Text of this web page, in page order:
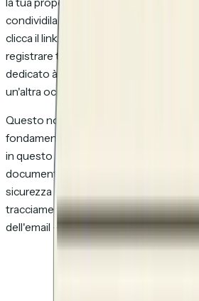
condividila tramite un link tracciato.
clicca il link, il documento sì carica da
registrare tutto: chi l'ha aperto,
dedicato à ogni pagina, cosa ha
un'altra occhiata.
Questo non è un workaround. È un
fondamentalmente diverso che aggira
in questo articolo. Apple Mail non può
documento su cui qualcuno non ha
sicurezza non compilano analisi di
tracciamento vive nel livello del
dell'email — bloccare le immagini non fa